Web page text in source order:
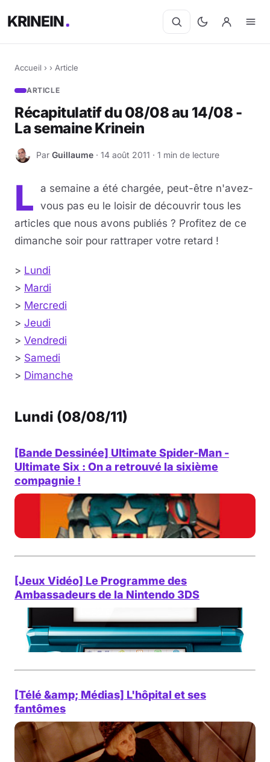
KRINEIN
Accueil › › Article
ARTICLE
Récapitulatif du 08/08 au 14/08 -
La semaine Krinein
G Par Guillaume · 14 août 2011 · 1 min de lecture
L a semaine a été chargée, peut-être n'avez-
vous pas eu le loisir de découvrir tous les
articles que nous avons publiés ? Profitez de ce
dimanche soir pour rattraper votre retard !
> Lundi
> Mardi
> Mercredi
> Jeudi
> Vendredi
> Samedi
> Dimanche
Lundi (08/08/11)
[Bande Dessinée] Ultimate Spider-Man -
Ultimate Six : On a retrouvé la sixième
compagnie !
[Jeux Vidéo] Le Programme des
Ambassadeurs de la Nintendo 3DS
[Télé &amp; Médias] L'hôpital et ses
fantômes